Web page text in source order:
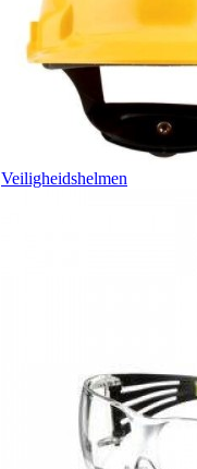
Veiligheidshelmen